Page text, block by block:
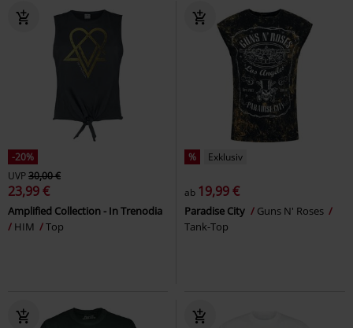
-20%
UVP30,00 €
23,99 €
Amplified Collection - In Trenodia
HIM
Top
% Exklusiv
ab 19,99 €
Paradise City
Guns N' Roses
Tank-Top